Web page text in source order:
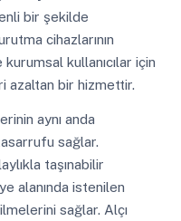
bir şekilde
cihazlarının
kullanıcılar için
azaltan bir hizmettir.
aynı anda
sağlar.
taşınabilir
alanında istenilen
sağlar. Alçı